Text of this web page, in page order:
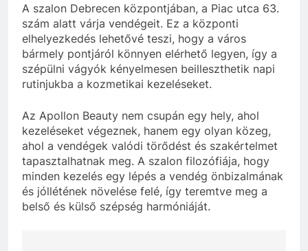
A szalon Debrecen központjában, a Piac utca 63.
szám alatt várja vendégeit. Ez a központi
elhelyezkedés lehetővé teszi, hogy a város
bármely pontjáról könnyen elérhető legyen, így a
szépülni vágyók kényelmesen beilleszthetik napi
rutinjukba a kozmetikai kezeléseket.
Az Apollon Beauty nem csupán egy hely, ahol
kezeléseket végeznek, hanem egy olyan közeg,
ahol a vendégek valódi törődést és szakértelmet
tapasztalhatnak meg. A szalon filozófiája, hogy
minden kezelés egy lépés a vendég önbizalmának
és jóllétének növelése felé, így teremtve meg a
belső és külső szépség harmóniáját.